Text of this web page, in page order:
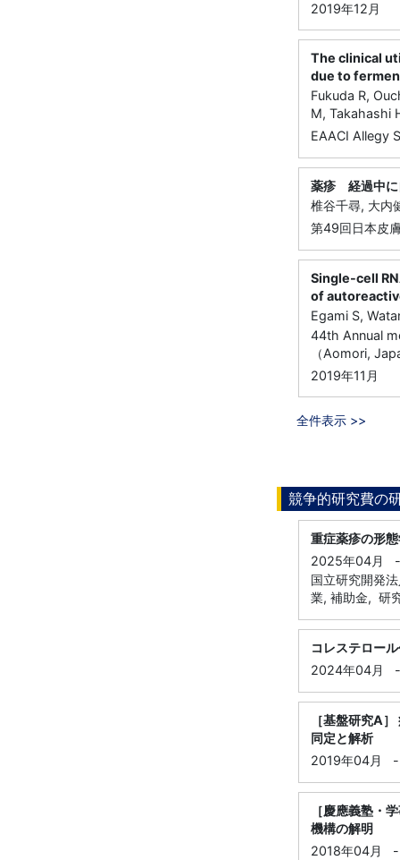
2019年12月
The clinical
due to
Fukuda R,
M, Takahashi
EAACI Allegy
薬疹 経過中に
椎谷千尋, 大内
第49回日本皮
Single-cell
of
Egami S,
44th Annual
（Aomori,
2019年11月
全件表示 >>
競争的研究費の
重症薬疹の形
2025年04月
-
国立研究開発
業, 補助金, 研
コレステロー
2024年04月
-
［基盤研究A
同定と解析
2019年04月
-
［慶應義塾・
機構の解明
2018年04月
-